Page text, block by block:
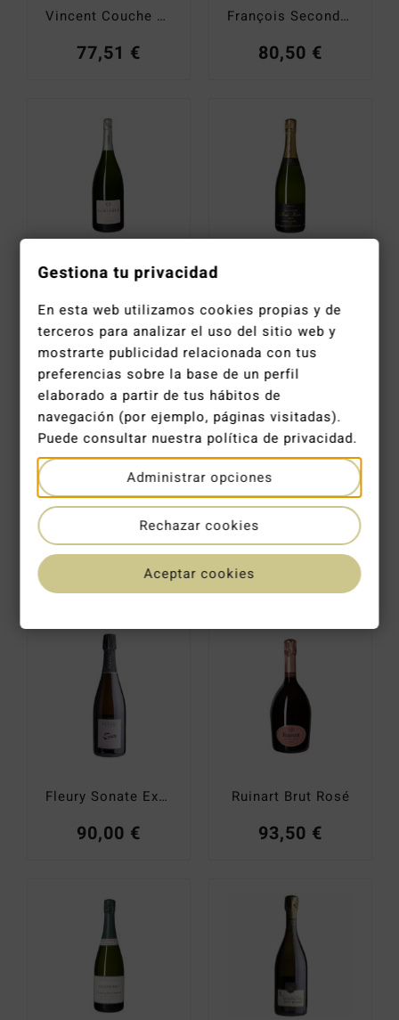
Vincent Couche Chloe Brut Nature
77,51 €
François Secondé Puisieulx Les Petites Vignes Grand Cru
80,50 €
Lamiable Terre D´Étoiles Brut Grand Cru Mágnum
82,90€ 84,51 €
François Secondé Brut Grand Cru Magnum Louis Roederer Rosé 2015
Fleury Sonate Extra Brut 2013
90,00 €
Ruinart Brut Rosé
93,50 €
Gestiona tu privacidad
En esta web utilizamos cookies propias y de
terceros para analizar el uso del sitio web y
mostrarte publicidad relacionada con tus
preferencias sobre la base de un perfil
elaborado a partir de tus hábitos de
navegación (por ejemplo, páginas visitadas).
Puede consultar nuestra política de privacidad.
Administrar opciones
Rechazar cookies
Aceptar cookies